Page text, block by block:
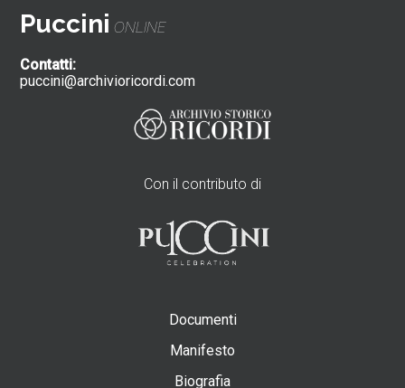
Puccini ONLINE
Contatti:
puccini@archivioricordi.com
Con il contributo di
Documenti
Manifesto
Biografia